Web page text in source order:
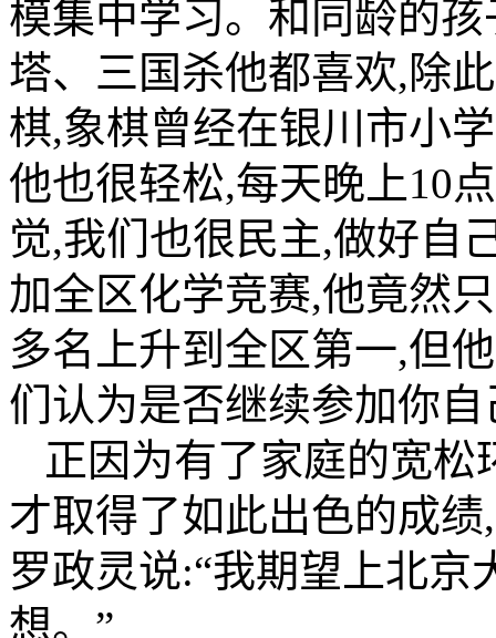
模集中学习。和同龄的
塔、三国杀他都喜欢,除
棋,象棋曾经在银川市小
他也很轻松,每天晚上10
觉,我们也很民主,做好自
加全区化学竞赛,他竟然
多名上升到全区第一,但
们认为是否继续参加你自
正因为有了家庭的宽
才取得了如此出色的成
罗政灵说:“我期望上北京
想。”